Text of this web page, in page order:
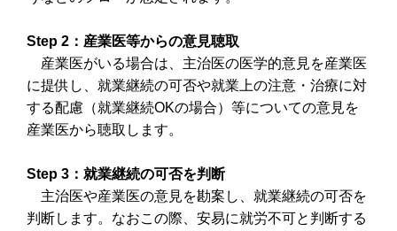
Step 2：産業医等からの意見聴取
産業医がいる場合は、主治医の医学的意見を産業医
に提供し、就業継続の可否や就業上の注意・治療に対
する配慮（就業継続OKの場合）等についての意見を
産業医から聴取します。
Step 3：就業継続の可否を判断
主治医や産業医の意見を勘案し、就業継続の可否を
判断します。なおこの際、安易に就労不可と判断する